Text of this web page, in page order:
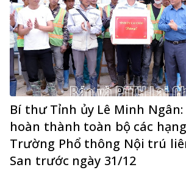
Bí thư Tỉnh ủy Lê Minh
hoàn thành toàn bộ các
Trường Phổ thông Nội trú
San trước ngày 31/12